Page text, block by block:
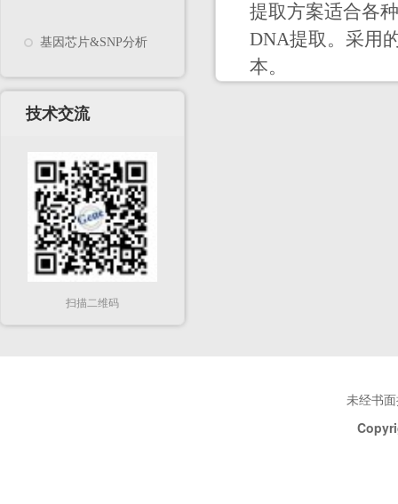
基因芯片&SNP分析
技术交流
扫描二维码
提取方案适合各
DNA提取。采用
本。
未经书